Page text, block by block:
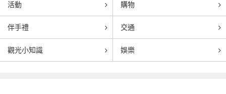
活動 購物
伴手禮 交通
觀光小知識 娛樂